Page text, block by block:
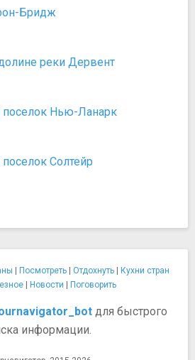
Бридж
реки Дервент
Нью-Ланарк
Солтейр
Посмотреть| Отдохнуть|
Кухни стран
| Новости Поговорить
для быстрого
информации.